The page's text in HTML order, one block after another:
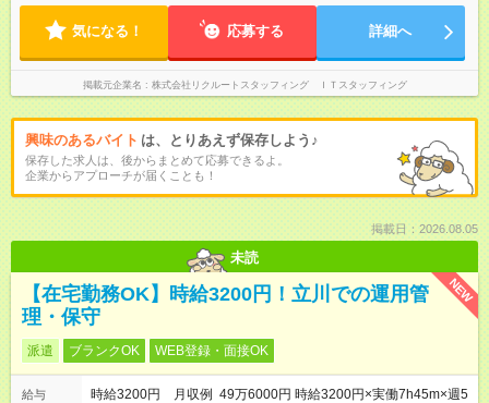
気になる！ 応募する 詳細へ
掲載元企業名 株式会社リクルートスタッフィング ＩＴスタッフィング
興味のあるバイト は、とりあえず保存しよう♪
保存した求人は、後からまとめて応募できるよ。
企業からアプローチが届くことも！
掲載日：2026.08.05
未読
NEW
【在宅勤務OK】時給3200円！立川での運用管
理・保守
派遣 ブランクOK WEB登録・面接OK
給与
時給3200円 月収例 49万6000円 時給3200円×実働7h45m×週5